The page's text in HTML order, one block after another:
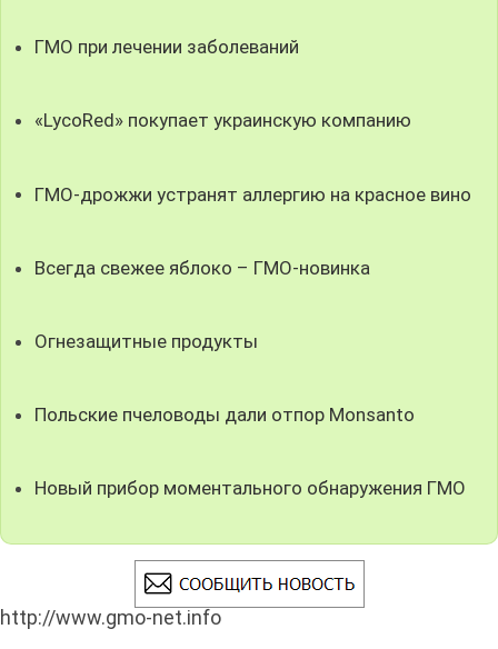
ГМО при лечении заболеваний
«LycoRed» покупает украинскую компанию
ГМО-дрожжи устранят аллергию на красное вино
Всегда свежее яблоко – ГМО-новинка
Огнезащитные продукты
Польские пчеловоды дали отпор Monsanto
Новый прибор моментального обнаружения ГМО
http://www.gmo-net.info